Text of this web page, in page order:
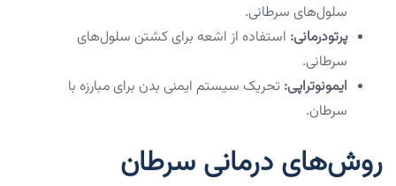
سلول‌های سرطانی.
پرتودرمانی: استفاده از اشعه برای کشتن سلول‌های
سرطانی.
ایمونوتراپی: تحریک سیستم ایمنی بدن برای مبارزه با
سرطان.
روش‌های درمانی سرطان